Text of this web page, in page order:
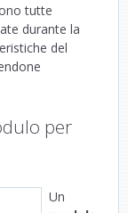
tutte
durante la
del
per
Un